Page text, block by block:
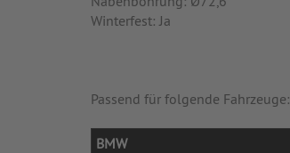
Winterfest: Ja
Passend für folgende Fahrzeuge:
BMW